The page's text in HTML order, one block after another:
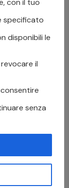
progettare
per una
delle soluzioni
d’interni
con il tuo
specificato
disponibili le
il
senza